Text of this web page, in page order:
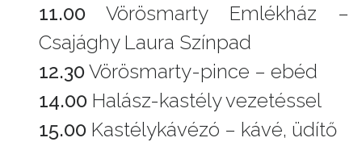
11.00 Vörösmarty Emlékház –
Csajághy Laura Színpad
12.30Vörösmarty-pince – ebéd
14.00 Halász-kastély vezetéssel
15.00 Kastélykávézó – kávé, üdítő